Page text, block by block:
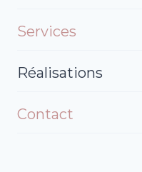
Services
Réalisations
Contact